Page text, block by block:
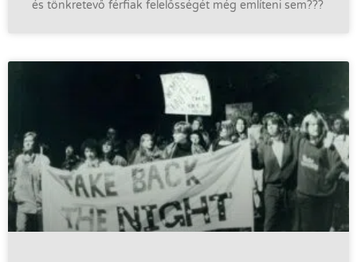
és tönkretevő férfiak felelősségét még említeni sem???